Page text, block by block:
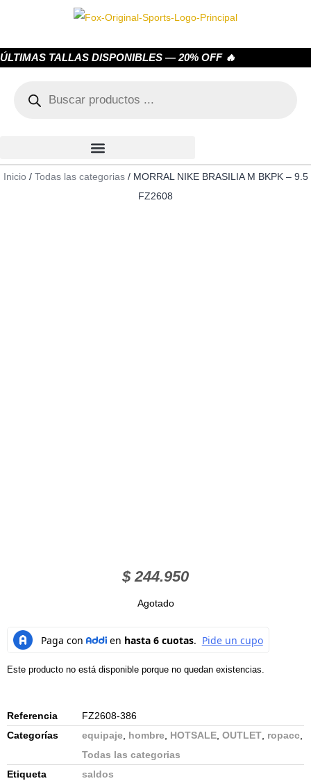
ÚLTIMAS TALLAS DISPONIBLES — 20% OFF 🔥
Inicio/ Todas las categorias/ MORRAL NIKE BRASILIA M BKPK – 9.5
FZ2608
$244.950
Agotado
Este producto no está disponible porque no quedan existencias.
Referencia
FZ2608-386
Categorías
equipaje, hombre, HOTSALE, OUTLET, ropacc,
Todas las categorias
Etiqueta
saldos